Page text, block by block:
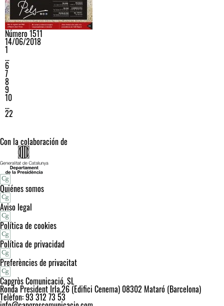
Número 1511
14/06/2018
1
…
6
7
8
9
10
…
22
Con la colaboración de
Quiénes somos
Aviso legal
Política de cookies
Política de privacidad
Preferències de privacitat
Capgròs Comunicació, SL
Ronda President Irla,26 (Edifici Cenema) 08302 Mataró (Barcelona)
Telèfon: 93 312 73 53